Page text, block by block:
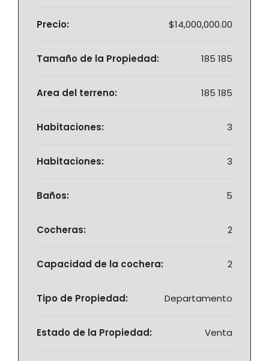
Precio: $14,000,000.00
Tamaño de la Propiedad: 185 185
Area del terreno: 185 185
Habitaciones: 3
Habitaciones: 3
Baños: 5
Cocheras: 2
Capacidad de la cochera: 2
Tipo de Propiedad: Departamento
Estado de la Propiedad: Venta